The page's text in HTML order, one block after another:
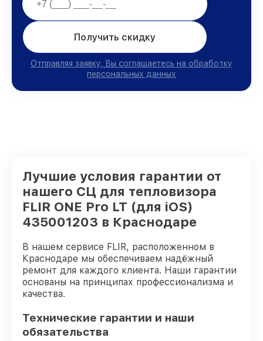
Получить скидку
Отправляя заявку, Вы соглашаетесь на обработку
персональных данных
Лучшие условия гарантии от
нашего СЦ для тепловизора
FLIR ONE Pro LT (для iOS)
435001203 в Краснодаре
В нашем сервисе FLIR, расположенном в
Краснодаре мы обеспечиваем надёжный
ремонт для каждого клиента. Наши гарантии
основаны на принципах профессионализма и
качества.
Технические гарантии и наши
обязательства